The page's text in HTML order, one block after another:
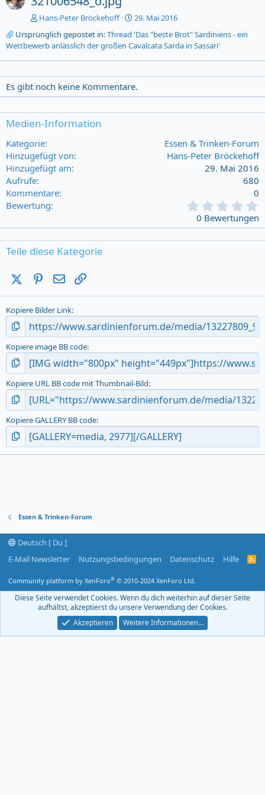
Hans-Peter Bröckehoff
29. Mai 2016
Ursprünglich gepostet in:Thread 'Das "beste Brot" Sardiniens - ein
Wettbewerb anlässlich der großen Cavalcata Sarda in Sassari'
Es gibt noch keine Kommentare.
Medien-Information
Kategorie
Essen & Trinken-Forum
Hinzugefügt von
Hans-Peter Bröckehoff
Hinzugefügt am
29. Mai 2016
Aufrufe
680
Kommentare
0
Bewertung
0
0
s
0 Bewertungen
Teile diese Kategorie
X (Twitter)Pinterest
E-Mail
Kopiere Bilder Link
Kopiere image BB code
Kopiere URL BB code mit Thumbnail-Bild
Kopiere GALLERY BB code
Essen & Trinken-Forum
Deutsch [ Du ]
E-Mail Newsletter
Nutzungsbedingungen Datenschutz Hilfe
R
F
Community platform by XenForo® © 2010-2024 XenForo Ltd.
Diese Seite verwendet Cookies. Wenn du dich weiterhin auf dieser Seite
aufhältst, akzeptierst du unsere Verwendung der Cookies.
Akzeptieren
Weitere Informationen…